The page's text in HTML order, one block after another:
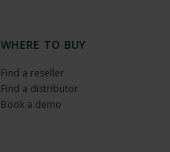
WHERE TO BUY
Find a reseller
Find a distributor
Book a demo